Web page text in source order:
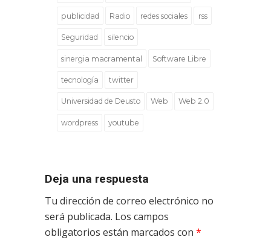
publicidad Radio redes sociales rss
Seguridad silencio
sinergia macramental Software Libre
tecnología twitter
Universidad de Deusto Web Web 2.0
wordpress youtube
Deja una respuesta
Tu dirección de correo electrónico no
será publicada. Los campos
obligatorios están marcados con *